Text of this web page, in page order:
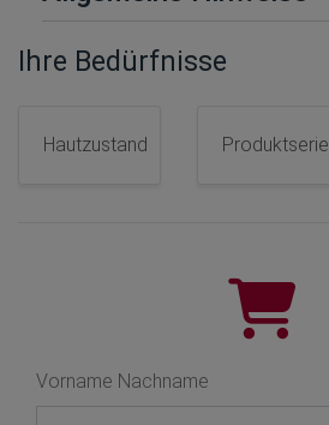
Ihre Bedürfnisse
Hautzustand Produktserie
Vorname Nachname